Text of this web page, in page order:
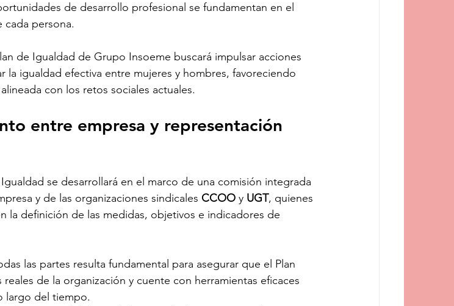
de desarrollo profesional se fundamentan en el
cada persona.
de Igualdad de Grupo Insoeme buscará impulsar acciones
la igualdad efectiva entre mujeres y hombres, favoreciendo
con los retos sociales actuales.
entre empresa y representación
se desarrollará en el marco de una comisión integrada
y de las organizaciones sindicales CCOO y UGT, quienes
la definición de las medidas, objetivos e indicadores de
las partes resulta fundamental para asegurar que el Plan
de la organización y cuente con herramientas eficaces
largo del tiempo.